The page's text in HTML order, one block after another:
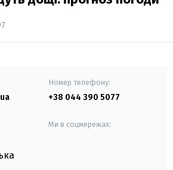
Номер телефону:
+38 044 390 5077
Ми в соцмережах: